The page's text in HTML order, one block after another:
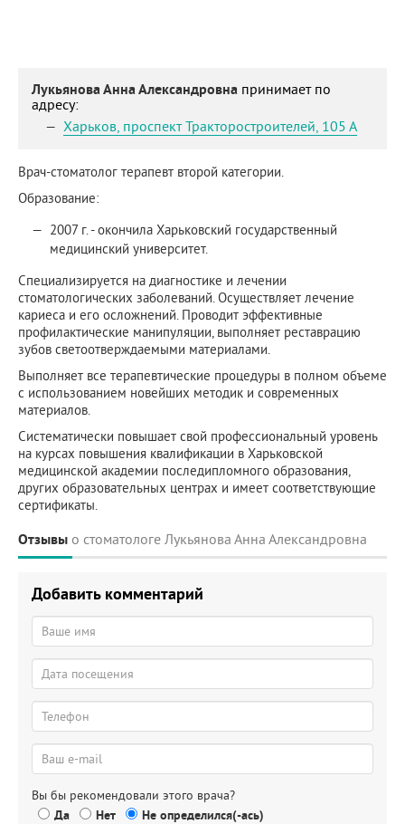
Лукьянова Анна Александровна принимает по
адресу:
Харьков, проспект Тракторостроителей, 105 А
Врач-стоматолог терапевт второй категории.
Образование:
2007 г. - окончила Харьковский государственный
медицинский университет.
Специализируется на диагностике и лечении
стоматологических заболеваний. Осуществляет лечение
кариеса и его осложнений. Проводит эффективные
профилактические манипуляции, выполняет реставрацию
зубов светоотверждаемыми материалами.
Выполняет все терапевтические процедуры в полном объеме
с использованием новейших методик и современных
материалов.
Систематически повышает свой профессиональный уровень
на курсах повышения квалификации в Харьковской
медицинской академии последипломного образования,
других образовательных центрах и имеет соответствующие
сертификаты.
Отзывы о стоматологе Лукьянова Анна Александровна
Добавить комментарий
Вы бы рекомендовали этого врача?
Да
Нет
Не определился(-ась)